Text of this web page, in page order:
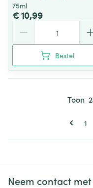
75ml
€ 10,99
Bestel
U
1
Toon
Neem contact